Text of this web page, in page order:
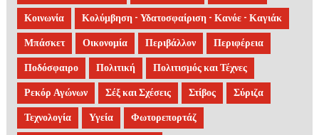
Κοινωνία Κολύμβηση - Υδατοσφαίριση - Κανόε - Καγιάκ
Μπάσκετ Οικονομία Περιβάλλον Περιφέρεια
Ποδόσφαιρο Πολιτική Πολιτισμός και Τέχνες
Ρεκόρ Αγώνων Σέξ και Σχέσεις Στίβος Σύριζα
Τεχνολογία Υγεία Φωτορεπορτάζ